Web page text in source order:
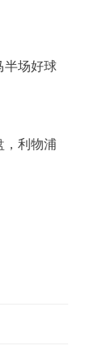
半场好球
，利物浦